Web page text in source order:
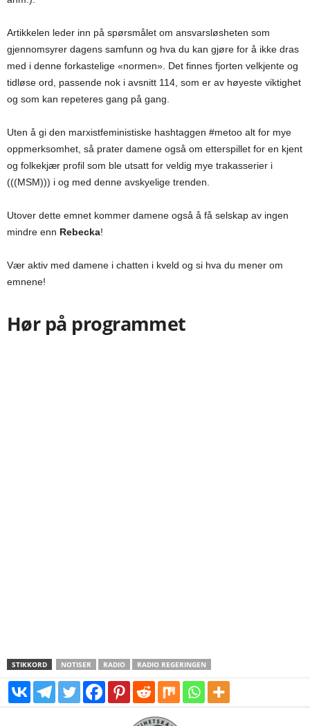
Artikkelen leder inn på spørsmålet om ansvarsløsheten som
gjennomsyrer dagens samfunn og hva du kan gjøre for å ikke dras
med i denne forkastelige «normen». Det finnes fjorten velkjente og
tidløse ord, passende nok i avsnitt 114, som er av høyeste viktighet
og som kan repeteres gang på gang.
Uten å gi den marxistfeministiske hashtaggen #metoo alt for mye
oppmerksomhet, så prater damene også om etterspillet for en kjent
og folkekjær profil som ble utsatt for veldig mye trakasserier i
(((MSM))) i og med denne avskyelige trenden.
Utover dette emnet kommer damene også å få selskap av ingen
mindre enn Rebecka!
Vær aktiv med damene i chatten i kveld og si hva du mener om
emnene!
Hør på programmet
STIKKORD NOTISER RADIO RADIO REGERINGEN